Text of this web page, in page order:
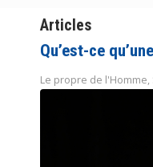
Articles
Qu’est-ce
Le propre de l'Homme,